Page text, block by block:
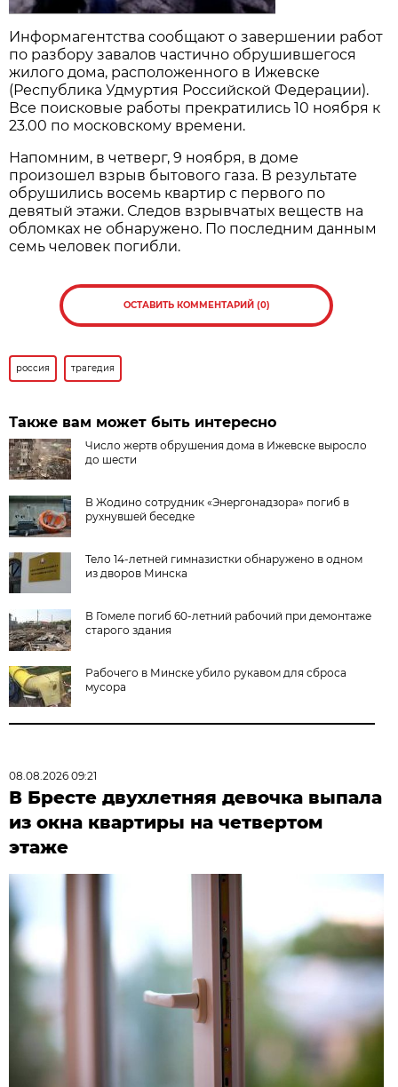
Информагентства сообщают о завершении работ
по разбору завалов частично обрушившегося
жилого дома, расположенного в Ижевске
(Республика Удмуртия Российской Федерации).
Все поисковые работы прекратились 10 ноября к
23.00 по московскому времени.
Напомним, в четверг, 9 ноября, в доме
произошел взрыв бытового газа. В результате
обрушились восемь квартир с первого по
девятый этажи. Следов взрывчатых веществ на
обломках не обнаружено. По последним данным
семь человек погибли.
ОСТАВИТЬ КОММЕНТАРИЙ (0)
россия трагедия
Также вам может быть интересно
Число жертв обрушения дома в Ижевске выросло
до шести
В Жодино сотрудник «Энергонадзора» погиб в
рухнувшей беседке
Тело 14-летней гимназистки обнаружено в одном
из дворов Минска
В Гомеле погиб 60-летний рабочий при демонтаже
старого здания
Рабочего в Минске убило рукавом для сброса
мусора
08.08.2026 09:21
В Бресте двухлетняя девочка выпала
из окна квартиры на четвертом
этаже